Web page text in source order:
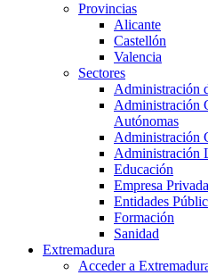
Provincias
Alicante
Castellón
Valencia
Sectores
Administración
Administración
Autónomas
Administración
Administración
Educación
Empresa Privada
Entidades
Formación
Sanidad
Extremadura
Acceder a